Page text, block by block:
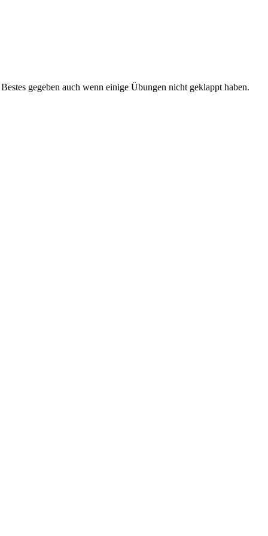
gegeben auch wenn einige Übungen nicht geklappt haben.